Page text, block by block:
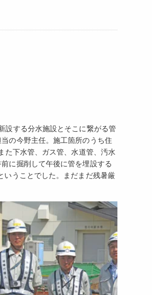
設する分水施設とそこに繋がる管
の今野主任。施工箇所のうち住
た下水管、ガス管、水道管、汚水
に掘削して午後に管を埋設する
いうことでした。まだまだ残暑厳